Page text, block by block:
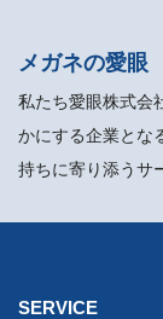
メガネの愛眼
私たち愛眼株式会
かにする企業とな
持ちに寄り添うサ
SERVICE